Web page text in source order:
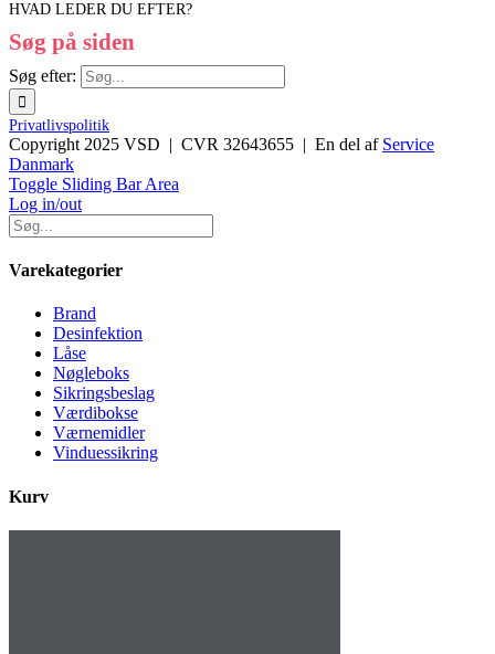
HVAD LEDER DU EFTER?
Søg på siden
Søg efter:
Privatlivspolitik
Copyright 2025 VSD | CVR 32643655 | En del af Service
Danmark
Toggle Sliding Bar Area
Log in/out
Varekategorier
Brand
Desinfektion
Låse
Nøgleboks
Sikringsbeslag
Værdibokse
Værnemidler
Vinduessikring
Kurv